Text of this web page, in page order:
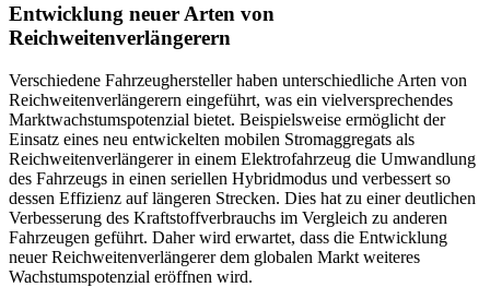
Entwicklung neuer Arten von
Reichweitenverlängerern
Verschiedene Fahrzeughersteller haben unterschiedliche Arten von
Reichweitenverlängerern eingeführt, was ein vielversprechendes
Marktwachstumspotenzial bietet. Beispielsweise ermöglicht der
Einsatz eines neu entwickelten mobilen Stromaggregats als
Reichweitenverlängerer in einem Elektrofahrzeug die Umwandlung
des Fahrzeugs in einen seriellen Hybridmodus und verbessert so
dessen Effizienz auf längeren Strecken. Dies hat zu einer deutlichen
Verbesserung des Kraftstoffverbrauchs im Vergleich zu anderen
Fahrzeugen geführt. Daher wird erwartet, dass die Entwicklung
neuer Reichweitenverlängerer dem globalen Markt weiteres
Wachstumspotenzial eröffnen wird.